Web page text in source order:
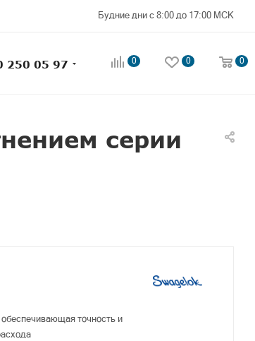
Будние дни с 8:00 до 17:00 МСК
250 05 97 0 0 0
серии
точность и